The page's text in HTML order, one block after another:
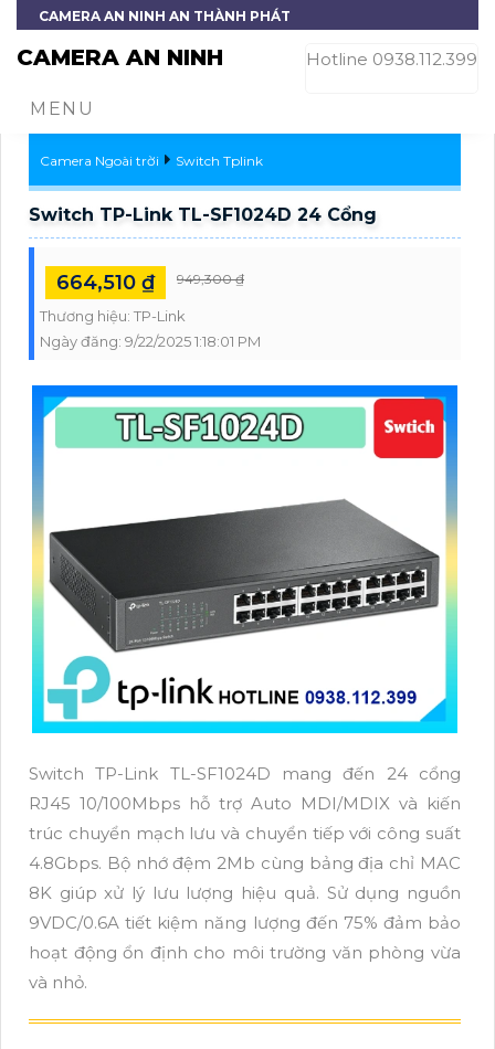
CAMERA AN NINH AN THÀNH PHÁT
CAMERA AN NINH Hotline 0938.112.399
MENU
Camera Ngoài trời Switch Tplink
Switch TP-Link TL-SF1024D 24 Cổng
664,510 ₫ 949,300 ₫
Thương hiệu: TP-Link
Ngày đăng: 9/22/2025 1:18:01 PM
Switch TP-Link TL-SF1024D mang đến 24 cổng
RJ45 10/100Mbps hỗ trợ Auto MDI/MDIX và kiến
trúc chuyển mạch lưu và chuyển tiếp với công suất
4.8Gbps. Bộ nhớ đệm 2Mb cùng bảng địa chỉ MAC
8K giúp xử lý lưu lượng hiệu quả. Sử dụng nguồn
9VDC/0.6A tiết kiệm năng lượng đến 75% đảm bảo
hoạt động ổn định cho môi trường văn phòng vừa
và nhỏ.